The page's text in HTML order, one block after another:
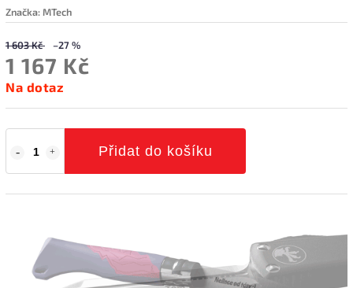
Značka: MTech
1 603 Kč –27 %
1 167 Kč
Na dotaz
Přidat do košíku